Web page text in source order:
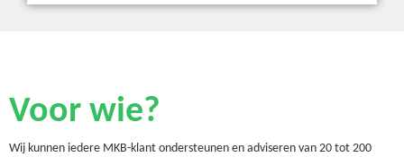
Voor wie?
Wij kunnen iedere MKB-klant ondersteunen en adviseren van 20 tot 200